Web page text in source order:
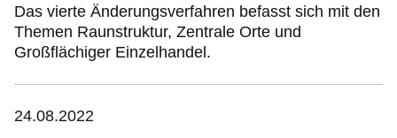
Das vierte Änderungsverfahren befasst sich mit den
Themen Raunstruktur, Zentrale Orte und
Großflächiger Einzelhandel.
24.08.2022